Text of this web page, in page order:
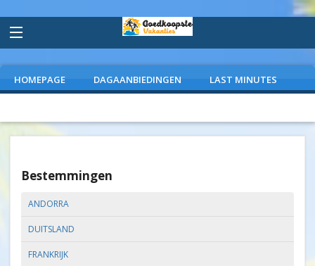
HOMEPAGE DAGAANBIEDINGEN LAST MINUTES
Bestemmingen
ANDORRA
DUITSLAND
FRANKRIJK